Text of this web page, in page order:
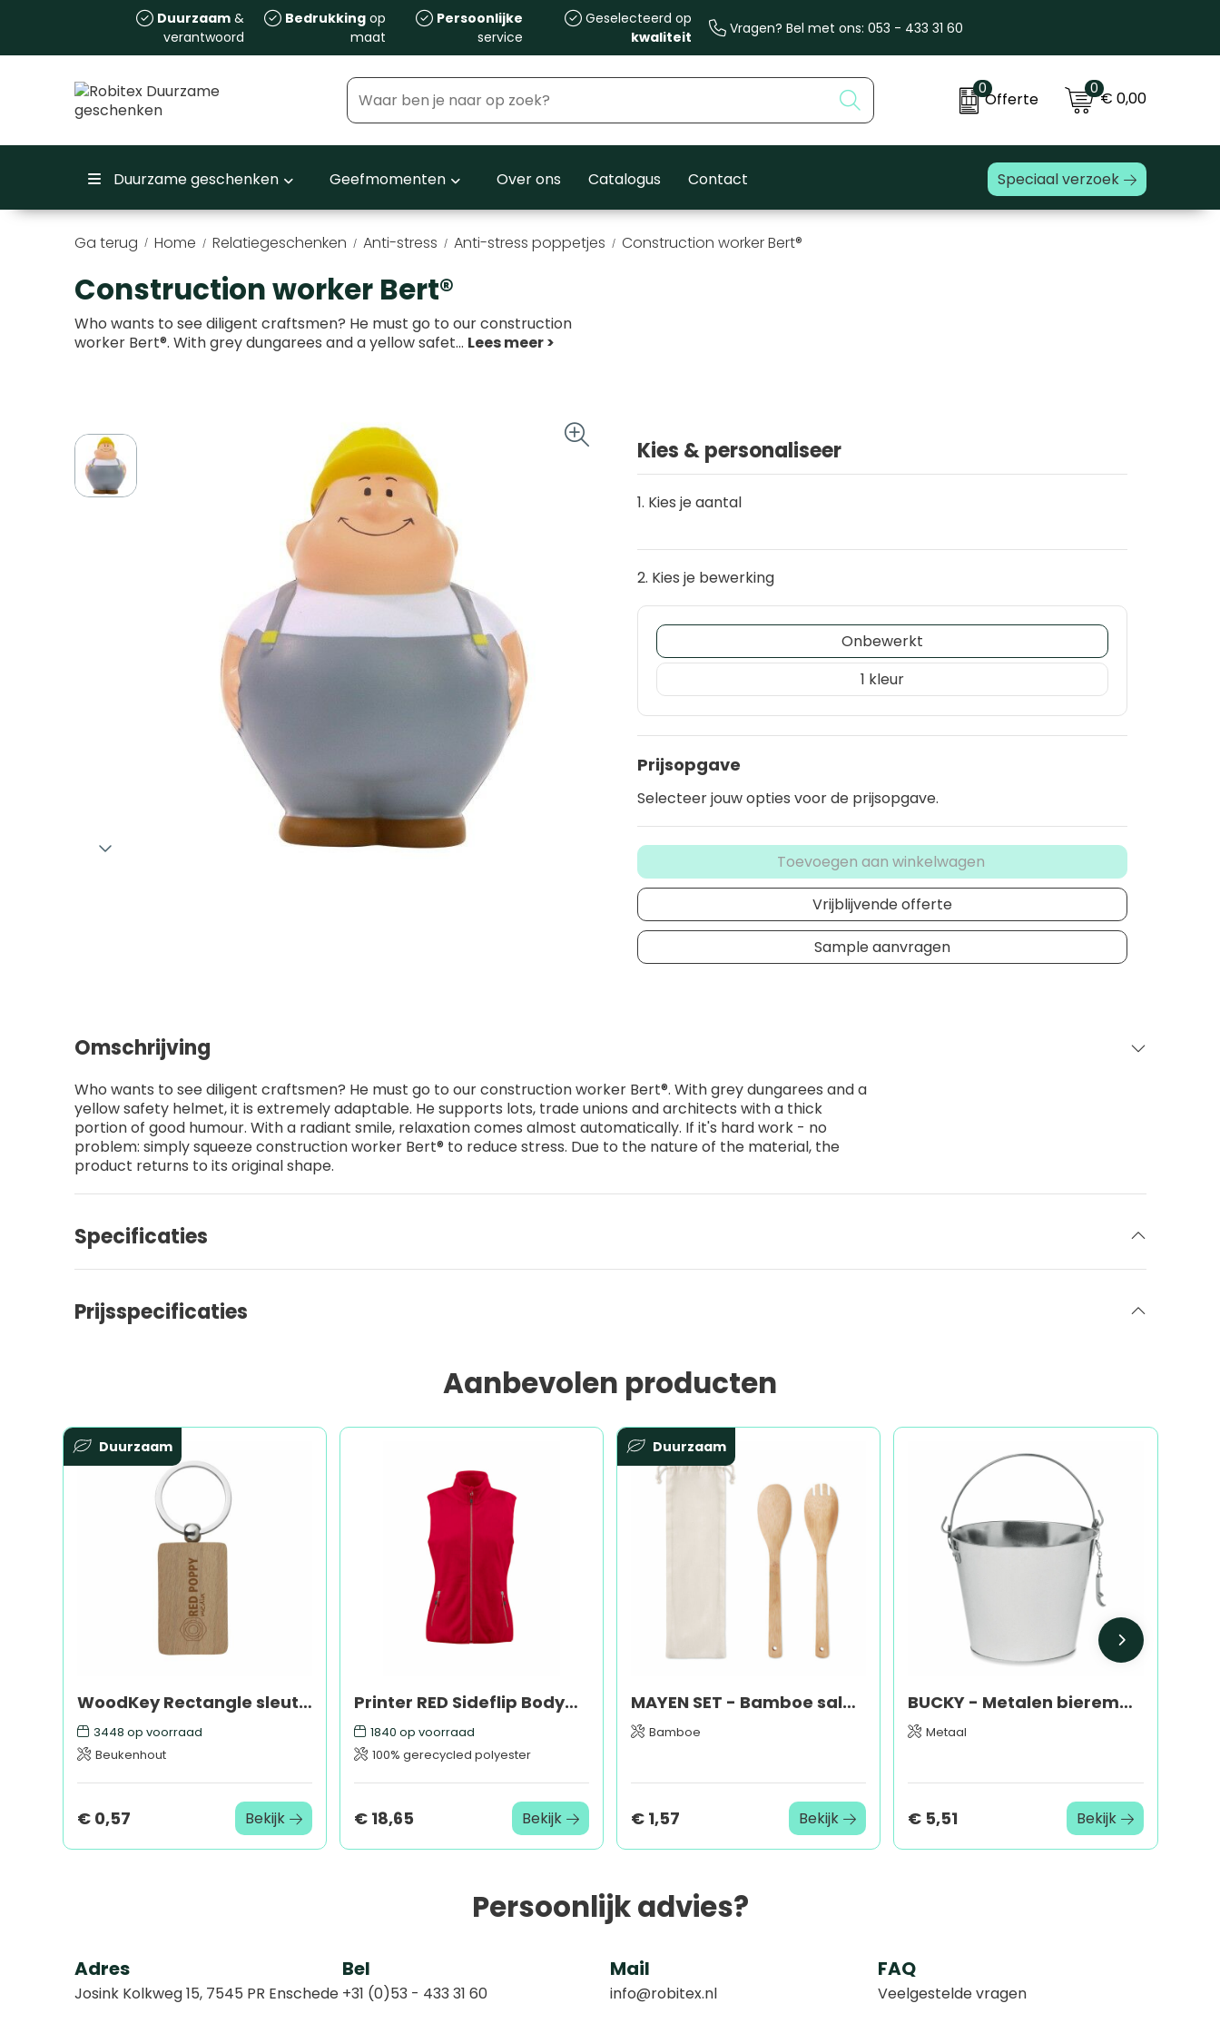
Duurzaam&
verantwoord
Bedrukkingop
maat
Persoonlijke
service
Geselecteerd op
kwaliteit
Vragen? Bel met ons: 053 - 433 31 60
0
Offerte
0€ 0,00
Duurzame geschenken Geefmomenten Over ons Catalogus Contact Speciaal verzoek
Ga terug / Home Relatiegeschenken Anti-stress Anti-stress poppetjes Construction worker Bert®
Construction worker Bert®
Who wants to see diligent craftsmen? He must go to our construction
worker Bert®. With grey dungarees and a yellow safet...
Kies & personaliseer
1. Kies je aantal
2. Kies je bewerking
Onbewerkt
1
Prijsopgave
Selecteer jouw opties voor de prijsopgave.
Toevoegen aan winkelwagen
Vrijblijvende offerte
Sample aanvragen
Omschrijving
Who wants to see diligent craftsmen? He must go to our construction worker Bert®. With grey dungarees and a
yellow safety helmet, it is extremely adaptable. He supports lots, trade unions and architects with a thick
portion of good humour. With a radiant smile, relaxation comes almost automatically. If it's hard work - no
problem: simply squeeze construction worker Bert® to reduce stress. Due to the nature of the material, the
product returns to its original shape.
Specificaties
Prijsspecificaties
Aanbevolen producten
Duurzaam
WoodKey Rectangle sleutelhanger
3448 op voorraad
Beukenhout
€ 0,57 Bekijk
Printer RED Sideflip Bodywarmer Dames
1840 op voorraad
100% gerecycled polyester
€ 18,65 Bekijk
Duurzaam
MAYEN SET - Bamboe saladebestek
Bamboe
€ 1,57 Bekijk
BUCKY - Metalen bieremmer 4L
Metaal
€ 5,51 Bekijk
Persoonlijk advies?
Adres
Josink Kolkweg 15, 7545 PR Enschede
Bel
+31 (0)53 - 433 31 60
Mail
info@robitex.nl
FAQ
Veelgestelde vragen